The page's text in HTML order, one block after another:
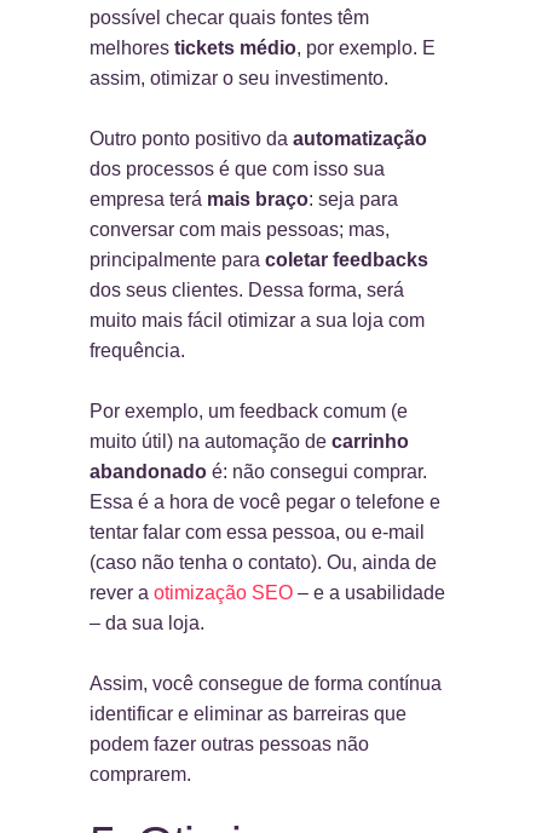
possível checar quais fontes têm
melhores tickets médio, por exemplo. E
assim, otimizar o seu investimento.
Outro ponto positivo da automatização
dos processos é que com isso sua
empresa terá mais braço: seja para
conversar com mais pessoas; mas,
principalmente para coletar feedbacks
dos seus clientes. Dessa forma, será
muito mais fácil otimizar a sua loja com
frequência.
Por exemplo, um feedback comum (e
muito útil) na automação de carrinho
abandonado é: não consegui comprar.
Essa é a hora de você pegar o telefone e
tentar falar com essa pessoa, ou e-mail
(caso não tenha o contato). Ou, ainda de
rever a otimização SEO – e a usabilidade
– da sua loja.
Assim, você consegue de forma contínua
identificar e eliminar as barreiras que
podem fazer outras pessoas não
comprarem.